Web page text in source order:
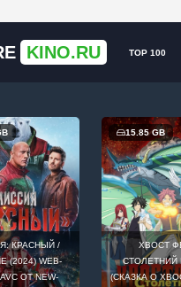
KINO.RU TOP 100
КРАСНЫЙ /
(2024) WEB-
ОТ NEW-
15.85 GB
ХВОСТ
СТОЛЕТНИЙ
(СКАЗКА О